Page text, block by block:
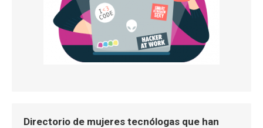
Directorio de mujeres tecnólogas que han